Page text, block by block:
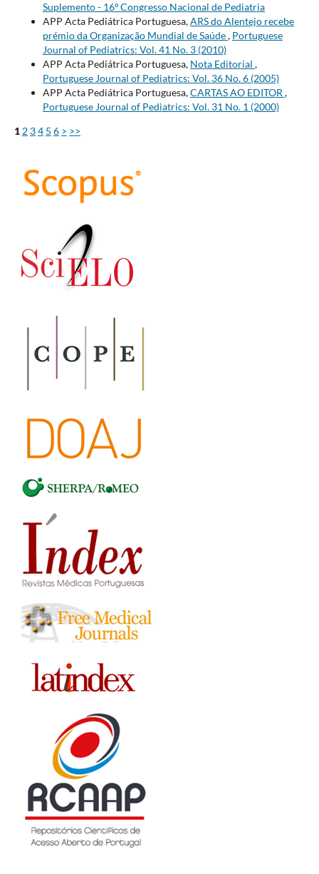
Suplemento - 16º Congresso Nacional de Pediatria
APP Acta Pediátrica Portuguesa,ARS do Alentejo recebe
prémio da Organização Mundial de Saúde, Portuguese
Journal of Pediatrics: Vol. 41 No. 3 (2010)
APP Acta Pediátrica Portuguesa, Nota Editorial ,
Portuguese Journal of Pediatrics: Vol. 36 No. 6 (2005)
APP Acta Pediátrica Portuguesa,CARTAS AO EDITOR ,
Portuguese Journal of Pediatrics: Vol. 31 No. 1 (2000)
1 2 34 5 6 > >>